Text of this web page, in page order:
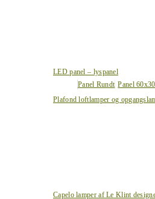
LED panel – lyspanel
Panel Rundt Panel
Plafond loftlamper og
Capelo lamper af Le Klint